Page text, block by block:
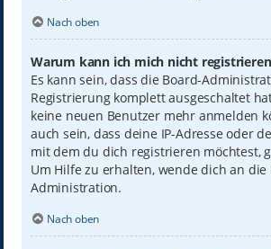
Nach oben
Warum kann ich mich nicht
Es kann sein, dass die Board-
Registrierung komplett ausgeschaltet
keine neuen Benutzer mehr anmelden
auch sein, dass deine IP-Adresse oder
mit dem du dich registrieren möchtest,
Um Hilfe zu erhalten, wende dich an die
Administration.
Nach oben